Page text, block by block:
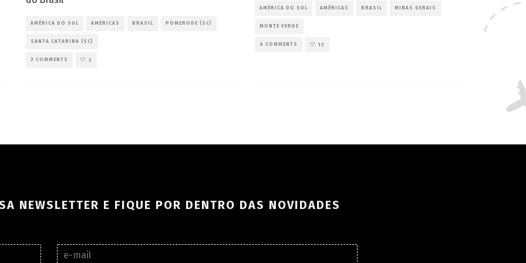
AMÉRICA DO SUL AMÉRICAS BRASIL POMERODE (SC)
SANTA CATARINA (SC)
3 COMMENTS 3
AMÉRICA DO SUL AMÉRICAS BRASIL MINAS GERAIS
MONTE VERDE
4 COMMENTS 13
NEWSLETTER E FIQUE POR DENTRO DAS NOVIDADES
E